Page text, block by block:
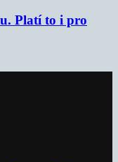
Platí to i pro